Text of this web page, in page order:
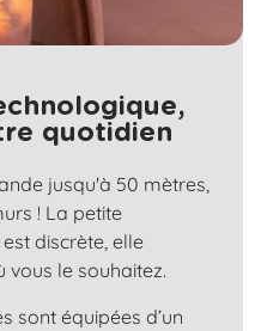
quotidien
jusqu'à 50 mètres,
! La petite
est discrète, elle
vous le souhaitez.
sont équipées d’un